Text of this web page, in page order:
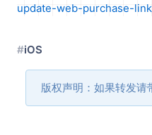
update-web-purchase-
iOS
版权声明：如果转发请